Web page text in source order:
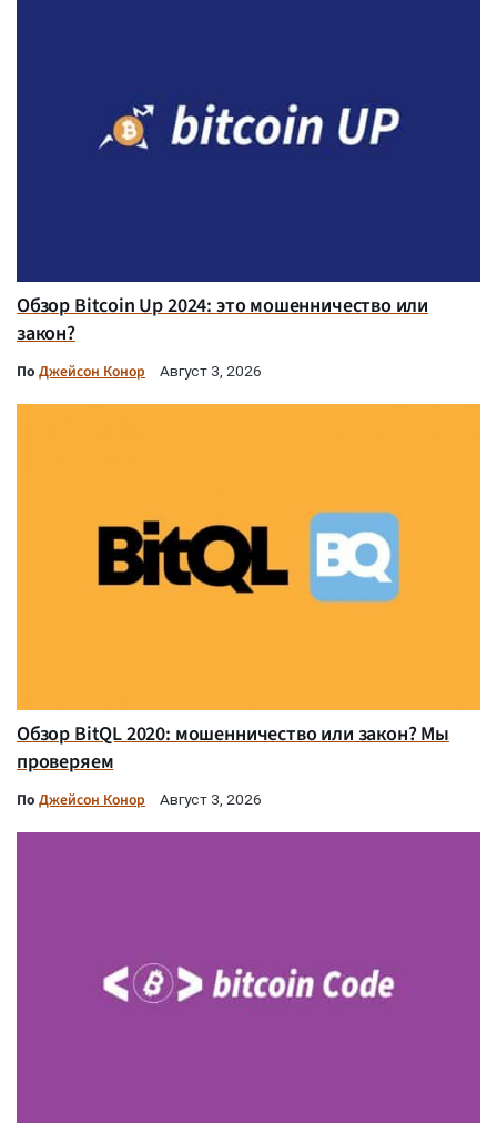
Обзор Bitcoin Up 2024: это мошенничество или
закон?
По Джейсон Конор Август 3, 2026
Обзор BitQL 2020: мошенничество или закон? Мы
проверяем
По Джейсон Конор Август 3, 2026